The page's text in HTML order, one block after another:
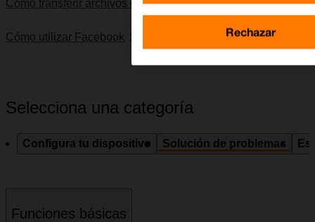
Cómo transferir archivos entre el ordenador y el móvil
Cómo utilizar Facebook
Selecciona una categoría
Configura tu dispositivo Solución de problemas
Funciones básicas
Rechazar